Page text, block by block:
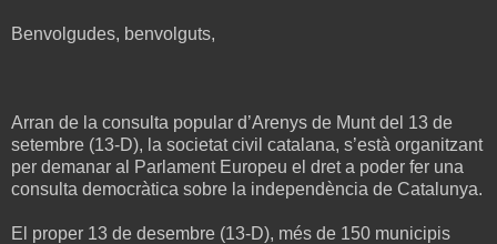
Benvolgudes, benvolguts,
Arran de la consulta popular d’Arenys de Munt del 13 de
setembre (13-D), la societat civil catalana, s’està organitzant
per demanar al Parlament Europeu el dret a poder fer una
consulta democràtica sobre la independència de Catalunya.
El proper 13 de desembre (13-D), més de 150 municipis